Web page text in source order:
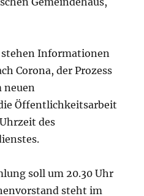
stehen Informationen
Corona, der Prozess
neuen
Öffentlichkeitsarbeit
des
soll um 20.30 Uhr
steht im